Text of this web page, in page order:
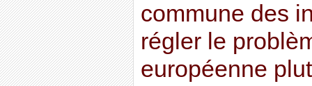
commune des
régler le
européenne